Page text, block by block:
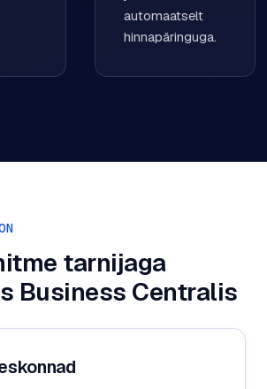
automaatselt
hinnapäringuga.
tarnijaga
Business Centralis